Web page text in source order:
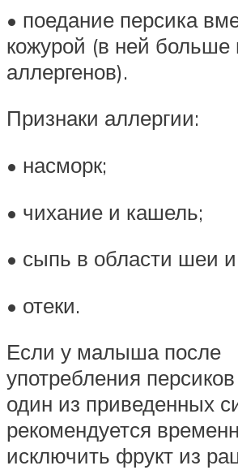
• поедание персика
кожурой (в ней больше
аллергенов).
Признаки аллергии:
• насморк;
• чихание и кашель;
• сыпь в области шеи
• отеки.
Если у малыша после
употребления
один из приведенных
рекомендуется
исключить фрукт из